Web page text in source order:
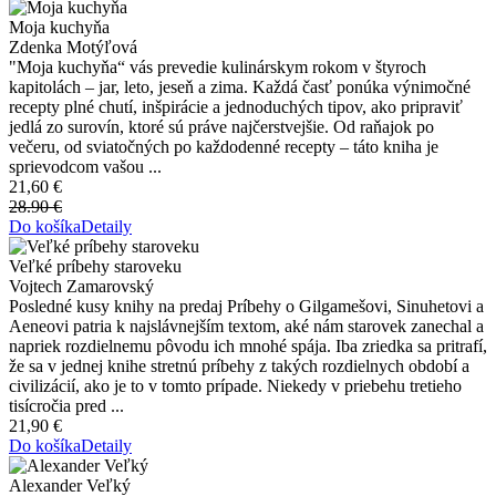
Moja kuchyňa
Zdenka Motýľová
"Moja kuchyňa“ vás prevedie kulinárskym rokom v štyroch
kapitolách – jar, leto, jeseň a zima. Každá časť ponúka výnimočné
recepty plné chutí, inšpirácie a jednoduchých tipov, ako pripraviť
jedlá zo surovín, ktoré sú práve najčerstvejšie. Od raňajok po
večeru, od sviatočných po každodenné recepty – táto kniha je
sprievodcom vašou ...
21,60 €
28.90 €
Do košíkaDetaily
Veľké príbehy staroveku
Vojtech Zamarovský
Posledné kusy knihy na predaj Príbehy o Gilgamešovi, Sinuhetovi a
Aeneovi patria k najslávnejším textom, aké nám starovek zanechal a
napriek rozdielnemu pôvodu ich mnohé spája. Iba zriedka sa pritrafí,
že sa v jednej knihe stretnú príbehy z takých rozdielnych období a
civilizácií, ako je to v tomto prípade. Niekedy v priebehu tretieho
tisícročia pred ...
21,90 €
Do košíkaDetaily
Alexander Veľký